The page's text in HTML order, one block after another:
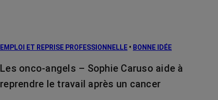
EMPLOI ET REPRISE PROFESSIONNELLE • BONNE IDÉE
Les onco-angels – Sophie Caruso aide à
reprendre le travail après un cancer